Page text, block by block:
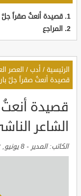
قصيدة أنعتُ صقراً جلَّ
المراجع
الرئيسية / أدب / العصر
قصيدة أنعتُ صقراً جلَّ
قصيدة أنعتُ
الشاعر
الكاتب:المدير - 8 يونيو, 2022